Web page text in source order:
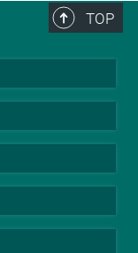
TOP